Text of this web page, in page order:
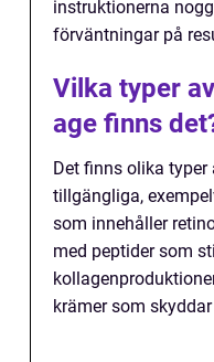
instruktionerna
förväntningar på
Vilka typer
age finns
Det finns olika
tillgängliga,
som innehåller
med peptider som
krämer som